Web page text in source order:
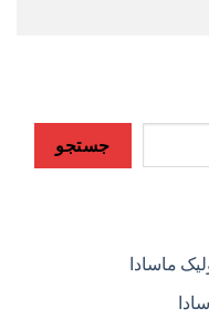
جستجو
ماسادا